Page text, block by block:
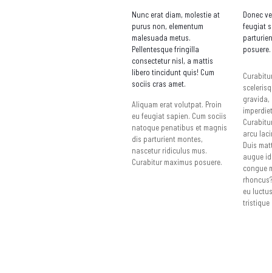
Nunc erat diam, molestie at
purus non, elementum
malesuada metus.
Pellentesque fringilla
consectetur nisl, a mattis
libero tincidunt quis! Cum
sociis cras amet.
Aliquam erat volutpat. Proin
eu feugiat sapien. Cum sociis
natoque penatibus et magnis
dis parturient montes,
nascetur ridiculus mus.
Curabitur maximus posuere.
Donec
feugiat
posuere.
gravida,
arcu
Duis
augue
congue
eu
tristique